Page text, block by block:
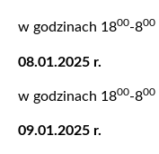
w godzinach 1800-800
08.01.2025 r.
w godzinach 1800-800
09.01.2025 r.